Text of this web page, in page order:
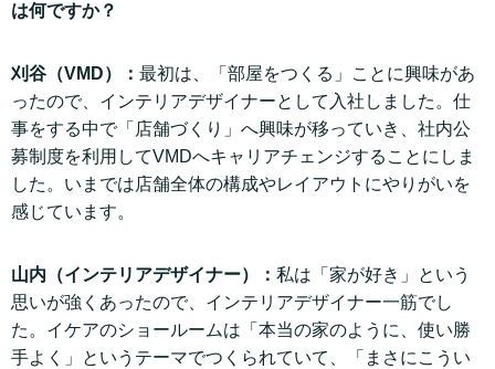
は何ですか？
刈谷（VMD）： 最初は、「部屋をつくる」ことに興味があ
ったので、インテリアデザイナーとして入社しました。仕
事をする中で「店舗づくり」へ興味が移っていき、社内公
募制度を利用してVMDへキャリアチェンジすることにしま
した。いまでは店舗全体の構成やレイアウトにやりがいを
感じています。
山内（インテリアデザイナー）： 私は「家が好き」という
思いが強くあったので、インテリアデザイナー一筋でし
た。イケアのショールームは「本当の家のように、使い勝
手よく」というテーマでつくられていて、「まさにこうい